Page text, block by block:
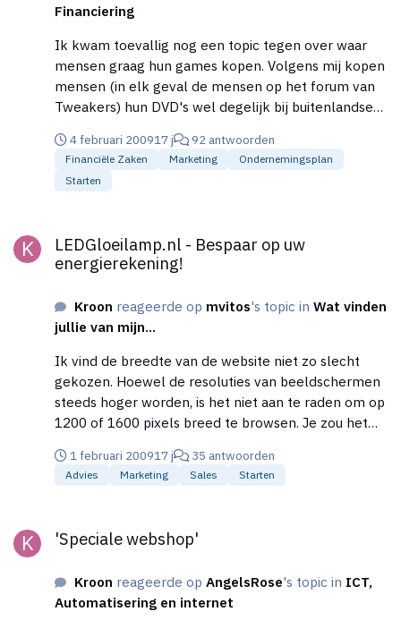
Financiering
Ik kwam toevallig nog een topic tegen over waar
mensen graag hun games kopen. Volgens mij kopen
mensen (in elk geval de mensen op het forum van
Tweakers) hun DVD's wel degelijk bij buitenlandse
http://gathering.tweakers.net/forum/list_messages/
1334772 Wellicht heb je er nog iets aan.
4 februari 200917 j 92 antwoorden
Financiële Zaken Marketing
Ondernemingsplan
Starten
LEDGloeilamp.nl - Bespaar op uw
energierekening!
Kroon reageerde op mvitos's topic inWat vinden
jullie van mijn...
Ik vind de breedte van de website niet zo slecht
gekozen. Hoewel de resoluties van beeldschermen
steeds hoger worden, is het niet aan te raden om op
1200 of 1600 pixels breed te browsen. Je zou het
maar veel verder lijkt me niet nodig. Waar ik
persoonlijk mee zat op de website, zijn de codes,
1 februari 200917 j 35 antwoorden
Advies Marketing Sales Starten
'Speciale webshop'
Kroon reageerde opAngelsRose's topic in ICT,
Automatisering en internet